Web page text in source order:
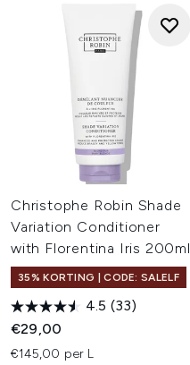
Christophe Robin Shade
Variation Conditioner
with Florentina Iris 200ml
35% KORTING | CODE: SALELF
4.5 (33)
€29,00
€145,00 per L